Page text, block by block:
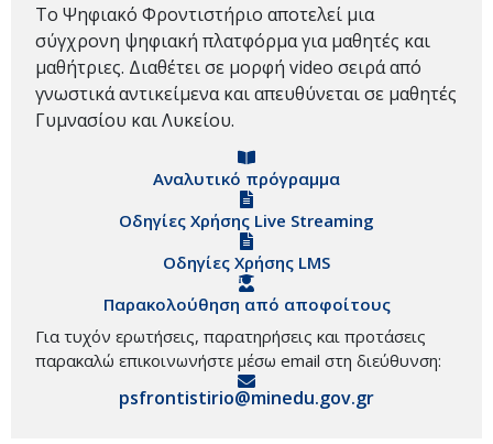
Το Ψηφιακό Φροντιστήριο αποτελεί μια
σύγχρονη ψηφιακή πλατφόρμα για μαθητές και
μαθήτριες. Διαθέτει σε μορφή video σειρά από
γνωστικά αντικείμενα και απευθύνεται σε μαθητές
Γυμνασίου και Λυκείου.
Αναλυτικό πρόγραμμα
Οδηγίες Χρήσης Live Streaming
Οδηγίες Χρήσης LMS
Παρακολούθηση από αποφοίτους
Για τυχόν ερωτήσεις, παρατηρήσεις και προτάσεις
παρακαλώ επικοινωνήστε μέσω email στη διεύθυνση:
psfrontistirio@minedu.gov.gr